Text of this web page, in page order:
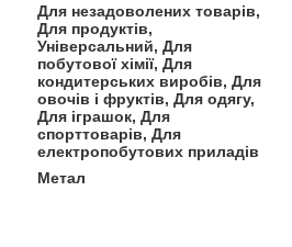
Для незадоволених товарів,
Для продуктів,
Універсальний, Для
побутової хімії, Для
кондитерських виробів, Для
овочів і фруктів, Для одягу,
Для іграшок, Для
спорттоварів, Для
електропобутових приладів
Метал